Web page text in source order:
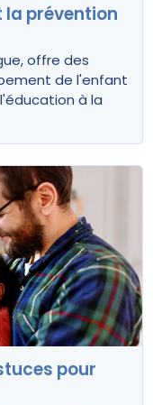
la prévention
offre des
de l'enfant
à la
pour